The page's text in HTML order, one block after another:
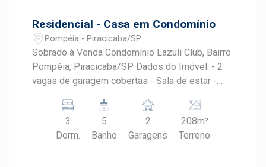
Residencial - Casa em Condomínio
Pompéia - Piracicaba/SP
Sobrado à Venda Condomínio Lazuli Club, Bairro
Pompéia, Piracicaba/SP Dados do Imóvel: - 2
vagas de garagem cobertas - Sala de estar -
social - Área de serviço coberta - Espaço
gourmet - Quintal - Piscina Um imóvel ideal para
quem busca conforto, lazer e praticidade em um
3
Dorm.
5
Banho
2
Garagens
208m²
Terreno